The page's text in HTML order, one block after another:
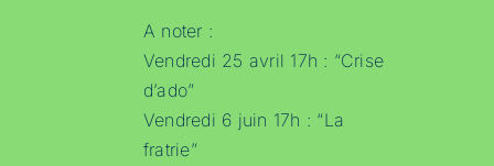
A noter :
Vendredi 25 avril 17h : “Crise
d’ado”
Vendredi 6 juin 17h : “La
fratrie”